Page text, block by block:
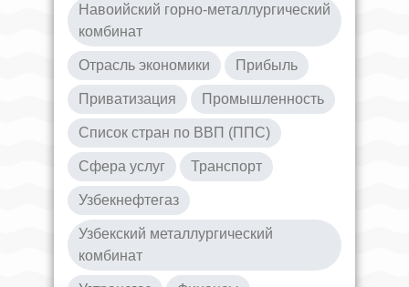
Навоийский горно-металлургический
комбинат
Отрасль экономики Прибыль
Приватизация Промышленность
Список стран по ВВП (ППС)
Сфера услуг Транспорт
Узбекнефтегаз
Узбекский металлургический
комбинат